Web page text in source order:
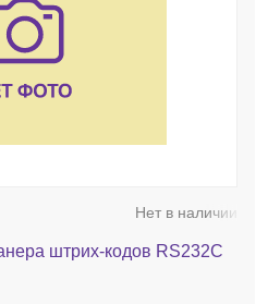
Нет в наличии
штрих-кодов RS232C